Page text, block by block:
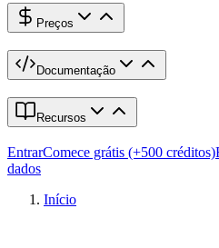
Preços
Documentação
Recursos
EntrarComece grátis (+500 créditos)
dados
Início